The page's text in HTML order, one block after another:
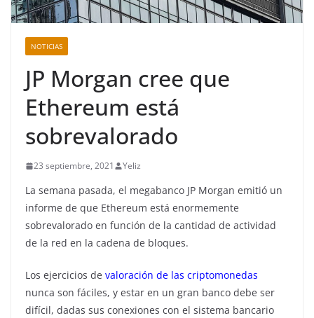
NOTICIAS
JP Morgan cree que
Ethereum está
sobrevalorado
23 septiembre, 2021 Yeliz
La semana pasada, el megabanco JP Morgan emitió un
informe de que Ethereum está enormemente
sobrevalorado en función de la cantidad de actividad
de la red en la cadena de bloques.
Los ejercicios de valoración de las criptomonedas
nunca son fáciles, y estar en un gran banco debe ser
difícil, dadas sus conexiones con el sistema bancario